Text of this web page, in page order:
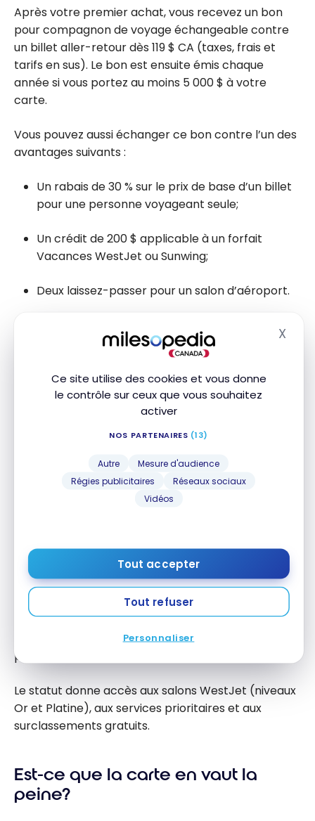
Ce site utilise des cookies et vous donne
le contrôle sur ceux que vous souhaitez
activer
NOS PARTENAIRES (13)
Autre
Mesure d'audience
Régies publicitaires
Réseaux sociaux
Vidéos
Tout accepter
Tout refuser
Personnaliser
X
Après votre premier achat, vous recevez un bon
pour compagnon de voyage échangeable contre
un billet aller-retour dès 119 $ CA (taxes, frais et
tarifs en sus). Le bon est ensuite émis chaque
année si vous portez au moins 5 000 $ à votre
carte.
Vous pouvez aussi échanger ce bon contre l’un des
avantages suivants :
Un rabais de 30 % sur le prix de base d’un billet
pour une personne voyageant seule;
Un crédit de 200 $ applicable à un forfait
Vacances WestJet ou Sunwing;
Deux laissez-passer pour un salon d’aéroport.
À noter : depuis le 8 avril, un supplément
temporaire de 60 $ s’applique aux réservations
effectuées avec un bon compagnon WestJet,
ajouté dans la section « autres frais et taxes ». Ce
supplément est sujet à modification.
Pour chaque tranche de 5 000 $ d’achats portés à
votre carte, vous accumulez 200 $ en dépenses
admissibles pour le rehaussement de statut
Récompenses WestJet. Vous pouvez augmenter
votre statut jusqu’à 50 fois par année, ce qui suffit
pour atteindre le statut Platine.
Le statut donne accès aux salons WestJet (niveaux
Or et Platine), aux services prioritaires et aux
surclassements gratuits.
Est-ce que la carte en vaut la
peine?